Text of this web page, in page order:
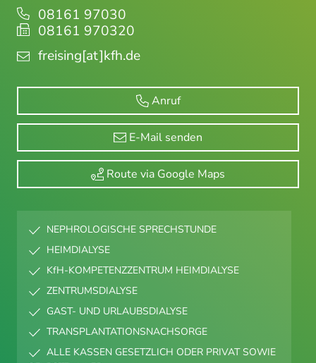
08161 97030
08161 970320
freising[at]kfh.de
Anruf
E-Mail senden
Route via Google Maps
NEPHROLOGISCHE SPRECHSTUNDE
HEIMDIALYSE
KfH-KOMPETENZZENTRUM HEIMDIALYSE
ZENTRUMSDIALYSE
GAST- UND URLAUBSDIALYSE
TRANSPLANTATIONSNACHSORGE
ALLE KASSEN GESETZLICH ODER PRIVAT SOWIE